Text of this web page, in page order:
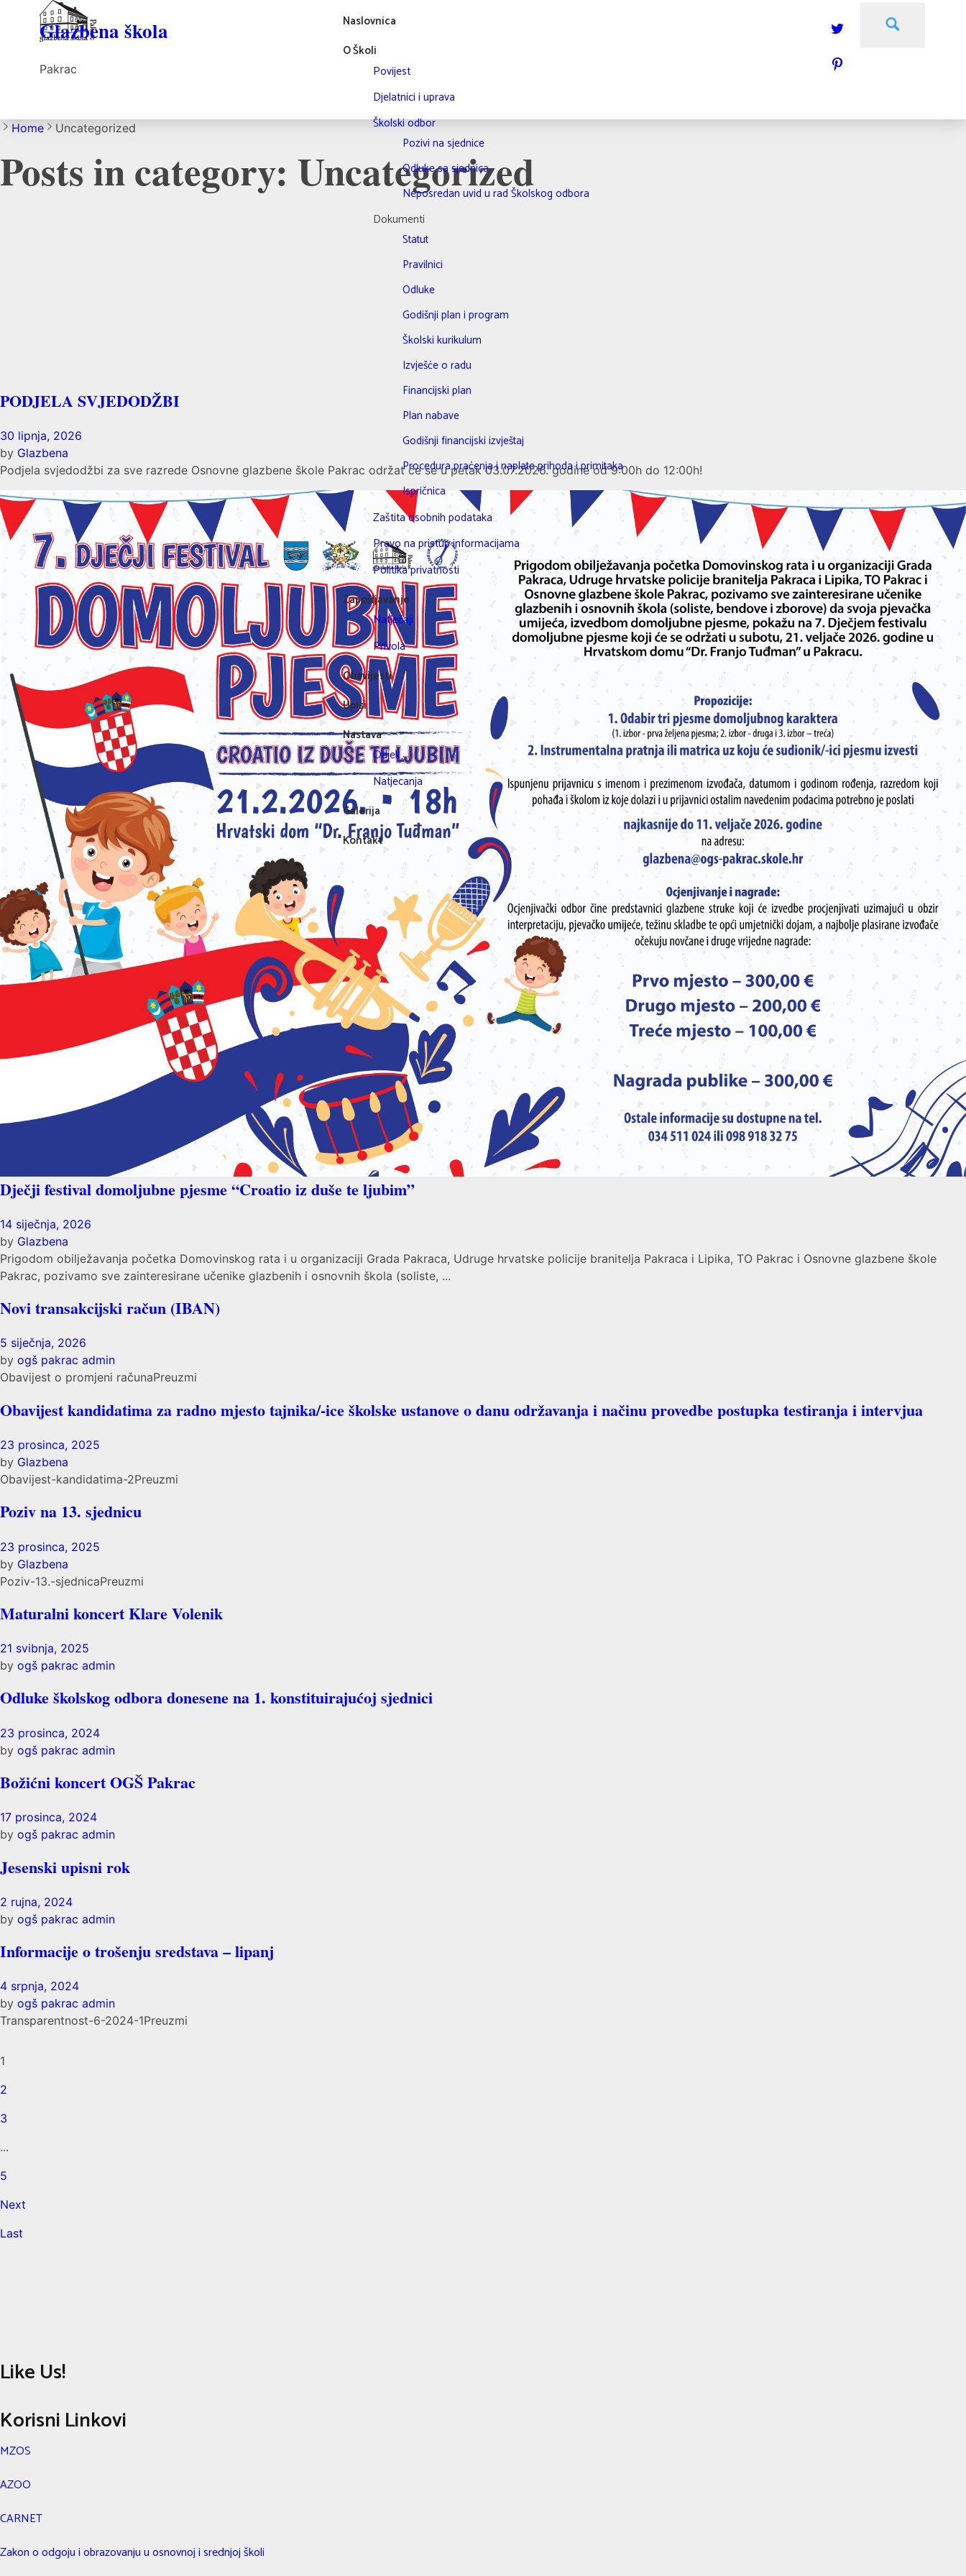
Glazbena škola
Pakrac
Naslovnica
O Školi
Povijest
Djelatnici i uprava
Školski odbor
Pozivi na sjednice
Odluke sa sjednica
Neposredan uvid u rad Školskog odbora
Dokumenti
Statut
Pravilnici
Odluke
Godišnji plan i program
Školski kurikulum
Izvješće o radu
Financijski plan
Plan nabave
Godišnji financijski izvještaj
Procedura praćenja i naplate prihoda i primitaka
Ispričnica
Zaštita osobnih podataka
Pravo na pristup informacijama
Politika privatnosti
Zapošljavanje
Natječaji
Privola
Obavijesti
Upisi
Nastava
Odjeli
Natjecanja
Galerija
Kontakt
Home Uncategorized
Posts in category: Uncategorized
PODJELA SVJEDODŽBI
30 lipnja, 2026
by Glazbena
Podjela svjedodžbi za sve razrede Osnovne glazbene škole Pakrac održat će se u petak 03.07.2026. godine od 9:00h do 12:00h!
Dječji festival domoljubne pjesme “Croatio iz duše te ljubim”
14 siječnja, 2026
by Glazbena
Prigodom obilježavanja početka Domovinskog rata i u organizaciji Grada Pakraca, Udruge hrvatske policije branitelja Pakraca i Lipika, TO Pakrac i Osnovne glazbene škole
Pakrac, pozivamo sve zainteresirane učenike glazbenih i osnovnih škola (soliste, ...
Novi transakcijski račun (IBAN)
5 siječnja, 2026
by ogš pakrac admin
Obavijest o promjeni računaPreuzmi
Obavijest kandidatima za radno mjesto tajnika/-ice školske ustanove o danu održavanja i načinu provedbe postupka testiranja i intervjua
23 prosinca, 2025
by Glazbena
Obavijest-kandidatima-2Preuzmi
Poziv na 13. sjednicu
23 prosinca, 2025
by Glazbena
Poziv-13.-sjednicaPreuzmi
Maturalni koncert Klare Volenik
21 svibnja, 2025
by ogš pakrac admin
Odluke školskog odbora donesene na 1. konstituirajućoj sjednici
23 prosinca, 2024
by ogš pakrac admin
Božićni koncert OGŠ Pakrac
17 prosinca, 2024
by ogš pakrac admin
Jesenski upisni rok
2 rujna, 2024
by ogš pakrac admin
Informacije o trošenju sredstava – lipanj
4 srpnja, 2024
by ogš pakrac admin
Transparentnost-6-2024-1Preuzmi
1
2
3
...
5
Next
Last
Like Us!
Korisni Linkovi
MZOS
AZOO
CARNET
Zakon o odgoju i obrazovanju u osnovnoj i srednjoj školi